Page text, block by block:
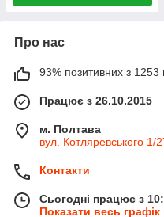
Про нас
93% позитивних з 1253
Працює з 26.10.2015
м. Полтава
вул. Котляревського 1/
Контакти
Сьогодні працює з
Показати весь